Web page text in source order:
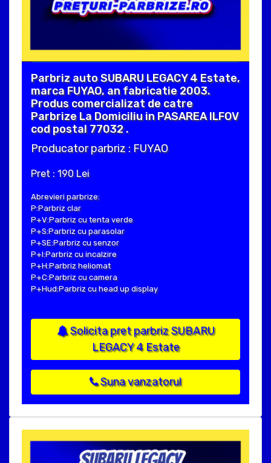
Parbriz auto SUBARU LEGACY 4 Estate,
marca FUYAO, an fabricatie 2003.
Produs comercializat de catre
Parbrize La Domiciliu in PASAREA ILFOV
cod postal 77032 .
Producator parbriz : FUYAO
Pret : 190 Lei
Abrevieri parbrize:
P:Parbriz clar
P+V:Parbriz cu tenta verde
P+S:Parbriz cu parasolar
P+SE:Parbriz cu senzor
P+I:Parbriz cu incalzire
P+H:Parbriz heliomat
P+C:Parbriz cu camera
P+Hud:Parbriz cu head up display
Solicita pret parbriz SUBARU
LEGACY 4 Estate
Suna vanzatorul